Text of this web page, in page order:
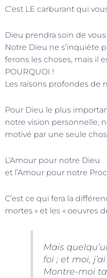
C’est LE carburant qui
Dieu prendra soin de vous
Notre Dieu ne s’inquiète
ferons les choses, mais il
POURQUOI !
Les raisons profondes de
Pour Dieu le plus
notre vision personnelle,
motivé par une seule
L’Amour pour notre Dieu
et l’Amour pour notre
C’est ce qui fera la
mortes » et les « oeuvres
Mais
foi ; et moi,
Montre-moi